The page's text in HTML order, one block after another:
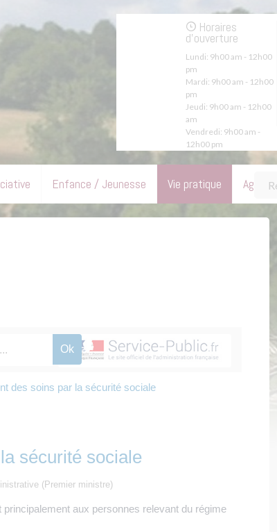
Horaires
d'ouverture
Lundi: 9h00 am - 12h00
pm
Mardi: 9h00 am - 12h00
pm
Jeudi: 9h00 am - 12h00
am
Vendredi: 9h00 am -
12h00 pm
Enfance / Jeunesse Vie pratique Agenda
des soins par la sécurité sociale
sécurité sociale
(Premier ministre)
aux personnes relevant du régime